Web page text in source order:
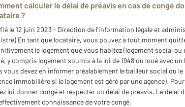
calculer le délai de préavis en cas de congé
?
le 12 juin 2023 - Direction de l'information légale et
En tant que locataire, vous pouvez à tout moment
le logement que vous habitez (logement social ou
y compris logement soumis à la loi de 1948 ou loué avec
vous devez en informer préalablement le bailleur social ou
immobilière si le logement est géré par une agence).
lui donner congé et respecter un délai de préavis. Le délai
connaissance de votre congé.